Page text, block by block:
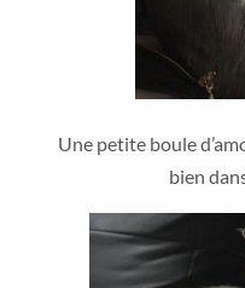
Une petite boule
bien